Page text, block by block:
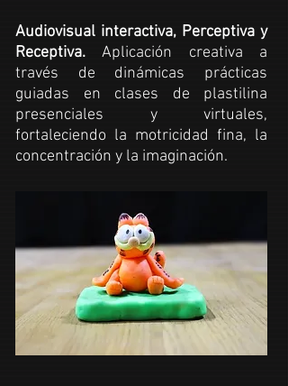
Audiovisual interactiva, Perceptiva y
Receptiva.Aplicación creativa a
través de dinámicas prácticas
guiadas en clases de plastilina
presenciales y virtuales,
fortaleciendo la motricidad fina, la
concentración y la imaginación.